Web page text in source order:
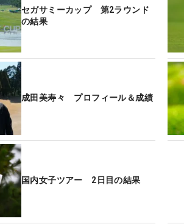
セガサミーカップ 第2ラウンド
の結果
成田美寿々 プロフィール＆成績
国内女子ツアー 2日目の結果